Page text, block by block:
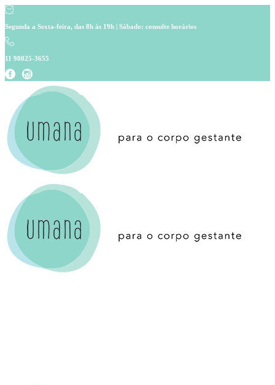
Segunda a Sexta-feira, das 8h às 19h | Sábado: consulte horários
11 98025-3655